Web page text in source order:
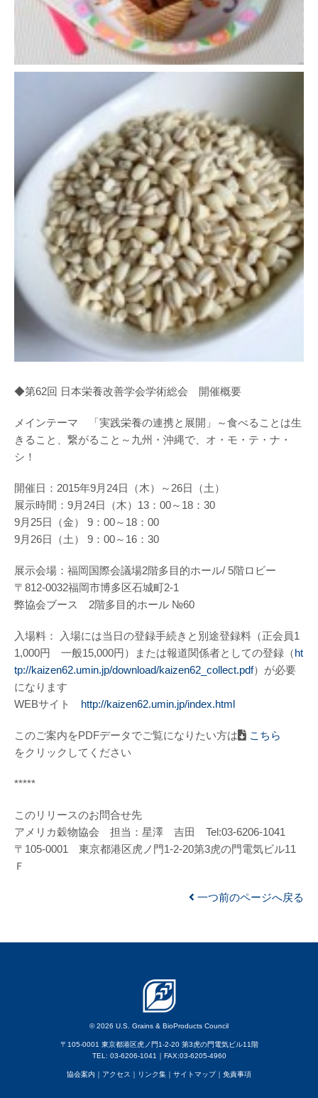
◆第62回 日本栄養改善学会学術総会 開催概要
メインテーマ 「実践栄養の連携と展開」～食べることは生
きること、繋がること～九州・沖縄で、オ・モ・テ・ナ・
シ！
開催日：2015年9月24日（木）～26日（土）
展示時間：9月24日（木）13：00～18：30
9月25日（金） 9：00～18：00
9月26日（土） 9：00～16：30
展示会場：福岡国際会議場2階多目的ホール/ 5階ロビー
〒812-0032福岡市博多区石城町2-1
弊協会ブース 2階多目的ホール №60
入場料： 入場には当日の登録手続きと別途登録料（正会員1
1,000円 一般15,000円）または報道関係者としての登録（ht
tp://kaizen62.umin.jp/download/kaizen62_collect.pdf）が必要
になります
WEBサイト http://kaizen62.umin.jp/index.html
このご案内をPDFデータでご覧になりたい方は
こちら
をクリックしてください
*****
このリリースのお問合せ先
アメリカ穀物協会 担当：星澤 吉田 Tel:03-6206-1041
〒105-0001 東京都港区虎ノ門1-2-20第3虎の門電気ビル11
Ｆ
一つ前のページへ戻る
© 2026 U.S. Grains & BioProducts Council
〒105-0001 東京都港区虎ノ門1-2-20 第3虎の門電気ビル11階
TEL: 03-6206-1041｜FAX:03-6205-4960
協会案内 ｜アクセス ｜ リンク集 ｜ サイトマップ｜ 免責事項